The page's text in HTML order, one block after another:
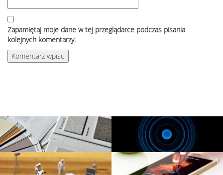
Zapamiętaj moje dane w tej przeglądarce podczas pisania
kolejnych komentarzy.